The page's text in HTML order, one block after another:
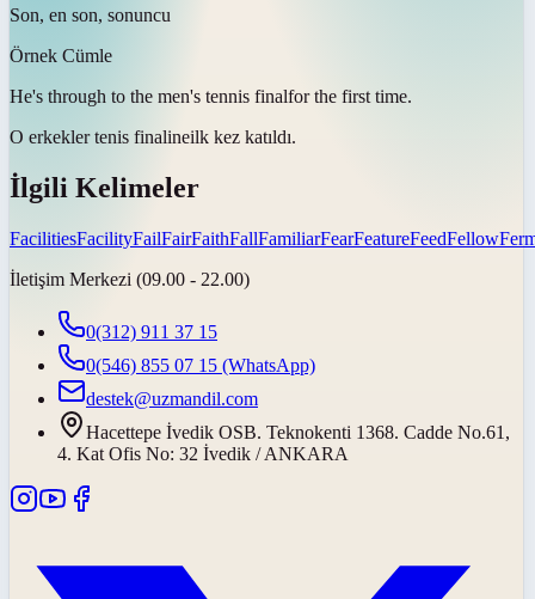
Son, en son, sonuncu
Örnek Cümle
He's through to the men's tennis finalfor the first time.
O erkekler tenis finalineilk kez katıldı.
İlgili Kelimeler
FacilitiesFacilityFailFairFaithFallFamiliarFearFeatureFeedFellow
İletişim Merkezi (09.00 - 22.00)
0(312) 911 37 15
0(546) 855 07 15 (WhatsApp)
destek@uzmandil.com
Hacettepe İvedik OSB. Teknokenti 1368. Cadde No.61,
4. Kat Ofis No: 32 İvedik / ANKARA